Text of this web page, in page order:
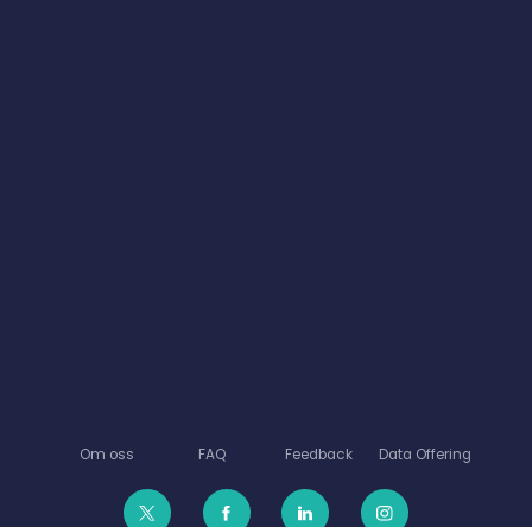
Om oss FAQ Feedback Data Offering